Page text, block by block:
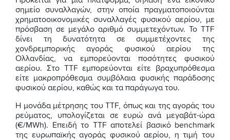
σημείο συναλλαγών, στην οποία πραγματοποιούνται
χρηματοοικονομικές συναλλαγές φυσικού αερίου, με
πρόσβαση σε μεγάλο αριθμό συμμετεχόντων. Το TTF
δίνει τη δυνατότητα σε συμμετέχοντες της
χονδρεμπορικής αγοράς φυσικού αερίου της
Ολλανδίας, να εμπορεύονται ποσότητες φυσικού
αερίου. Στο TTF εμπορεύονται είτε βραχυπρόθεσμα
είτε μακροπρόθεσμα συμβόλαια φυσικής παράδοσης
φυσικού αερίου, καθώς και τα παράγωγα του.
Η μονάδα μέτρησης του TTF, όπως και της αγοράς του
ρεύματος, υπολογίζεται σε ευρώ ανά μεγαβάτ-ώρα
(€/MWh). Επειδή το TTF αποτελεί βασικό benchmark
της ευρωπαϊκής αγοράς φυσικού αερίου, η τιμή του